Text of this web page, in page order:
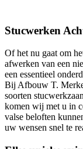
Stucwerken
Of het nu gaat om
afwerken van een
een essentieel
Bij Afbouw T.
soorten
komen wij met u in
valse beloften
uw wensen snel te